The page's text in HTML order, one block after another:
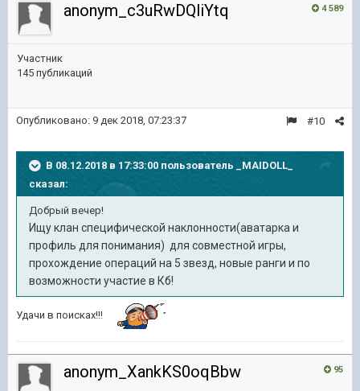
4 589
anonym_c3uRwDQliYtq
Участник
145 публикаций
#10
Опубликовано: 9 дек 2018, 07:23:37
В 08.12.2018 в 17:33:00 пользователь
_MAIDOLL_
сказал:
Добрый вечер!
Ищу клан специфической наклонности(аватарка и
профиль для понимания) для совместной игры,
прохождение операций на 5 звезд, новые ранги и по
возможности участие в Кб!
Удачи в поисках!!!
95
anonym_XankKS0oqBbw